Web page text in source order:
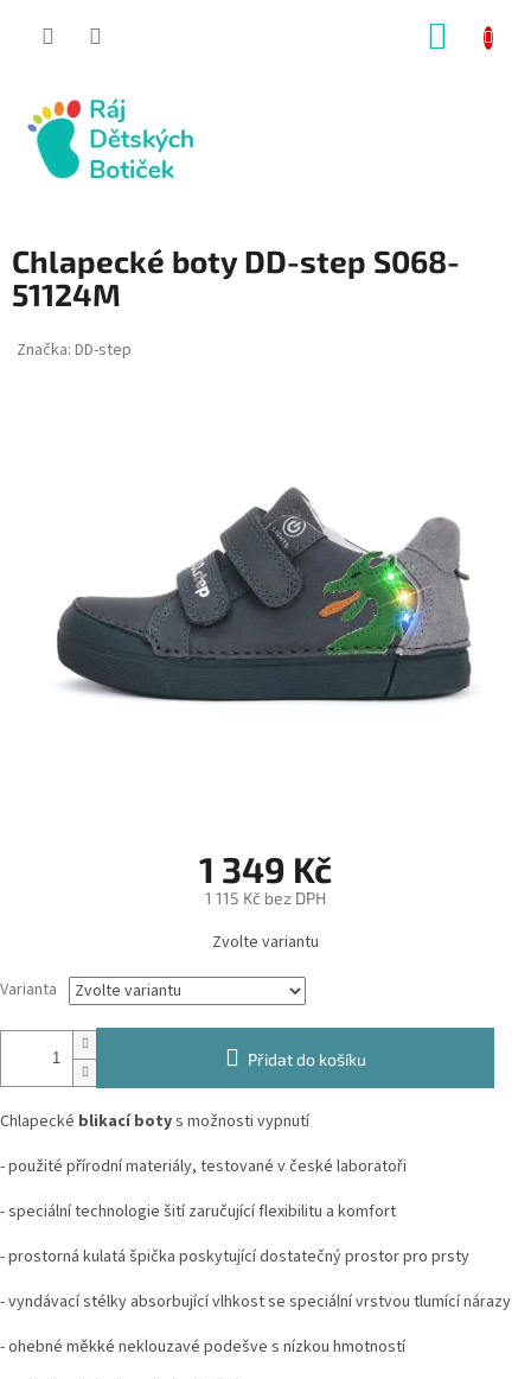
Chlapecké boty DD-step S068-
51124M
Značka: DD-step
1 349 Kč
1 115 Kč bez DPH
Měrná
cena:
Zvolte variantu
Varianta
Přidat do košíku
Chlapecké blikací botys možnosti vypnutí
- použité přírodní materiály, testované v české laboratoři
- speciální technologie šití zaručující flexibilitu a komfort
- prostorná kulatá špička poskytující dostatečný prostor pro prsty
- vyndávací stélky absorbující vlhkost se speciální vrstvou tlumící nárazy
- ohebné měkké neklouzavé podešve s nízkou hmotností